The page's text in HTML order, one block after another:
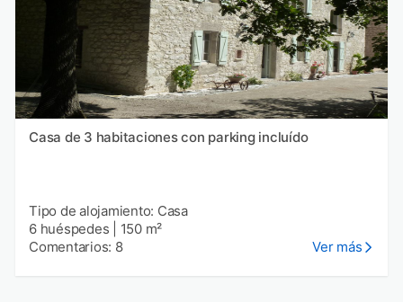
Casa de 3 habitaciones con parking incluído
Tipo de alojamiento: Casa
6 huéspedes
150 m²
Comentarios: 8
Ver más